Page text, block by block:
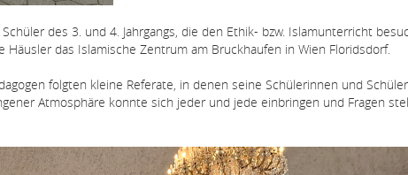
des 3. und 4. Jahrgangs, die den Ethik- bzw. Islamunterricht
Häusler das Islamische Zentrum am Bruckhaufen in Wien Floridsdorf.
folgten kleine Referate, in denen seine Schülerinnen und
Atmosphäre konnte sich jeder und jede einbringen und Fragen